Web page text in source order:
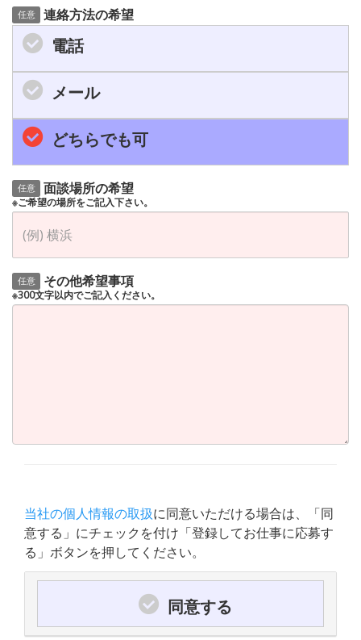
任意 連絡方法の希望
電話
メール
どちらでも可
任意 面談場所の希望
※ご希望の場所をご記入下さい。
任意 その他希望事項
※300文字以内でご記入ください。
当社の個人情報の取扱に同意いただける場合は、「同
意する」にチェックを付け「登録してお仕事に応募す
る」ボタンを押してください。
同意する